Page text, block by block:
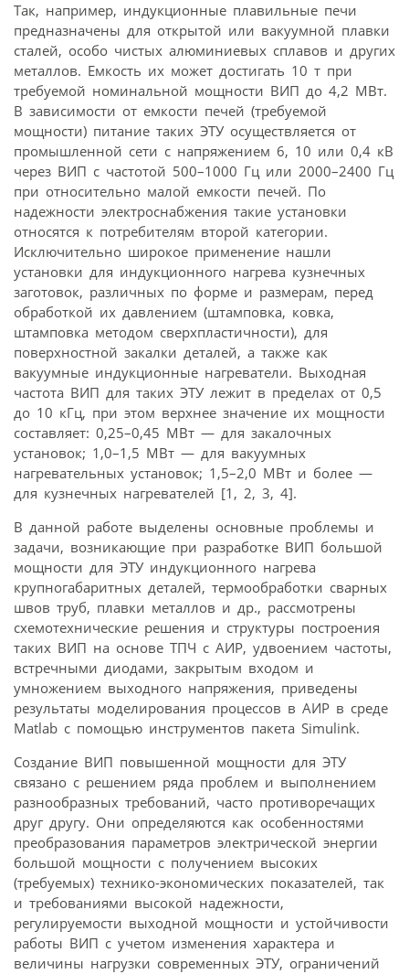
Так, например, индукционные плавильные печи
предназначены для открытой или вакуумной плавки
сталей, особо чистых алюминиевых сплавов и других
металлов. Емкость их может достигать 10 т при
требуемой номинальной мощности ВИП до 4,2 МВт.
В зависимости от емкости печей (требуемой
мощности) питание таких ЭТУ осуществляется от
промышленной сети с напряжением 6, 10 или 0,4 кВ
через ВИП с частотой 500–1000 Гц или 2000–2400 Гц
при относительно малой емкости печей. По
надежности электроснабжения такие установки
относятся к потребителям второй категории.
Исключительно широкое применение нашли
установки для индукционного нагрева кузнечных
заготовок, различных по форме и размерам, перед
обработкой их давлением (штамповка, ковка,
штамповка методом сверхпластичности), для
поверхностной закалки деталей, а также как
вакуумные индукционные нагреватели. Выходная
частота ВИП для таких ЭТУ лежит в пределах от 0,5
до 10 кГц, при этом верхнее значение их мощности
составляет: 0,25–0,45 МВт — для закалочных
установок; 1,0–1,5 МВт — для вакуумных
нагревательных установок; 1,5–2,0 МВт и более —
для кузнечных нагревателей [1, 2, 3, 4].
В данной работе выделены основные проблемы и
задачи, возникающие при разработке ВИП большой
мощности для ЭТУ индукционного нагрева
крупногабаритных деталей, термообработки сварных
швов труб, плавки металлов и др., рассмотрены
схемотехнические решения и структуры построения
таких ВИП на основе ТПЧ с АИР, удвоением частоты,
встречными диодами, закрытым входом и
умножением выходного напряжения, приведены
результаты моделирования процессов в АИР в среде
Matlab с помощью инструментов пакета Simulink.
Создание ВИП повышенной мощности для ЭТУ
связано с решением ряда проблем и выполнением
разнообразных требований, часто противоречащих
друг другу. Они определяются как особенностями
преобразования параметров электрической энергии
большой мощности с получением высоких
(требуемых) технико-экономических показателей, так
и требованиями высокой надежности,
регулируемости выходной мощности и устойчивости
работы ВИП с учетом изменения характера и
величины нагрузки современных ЭТУ, ограничений